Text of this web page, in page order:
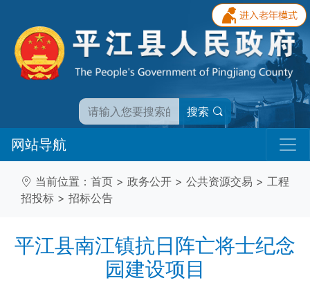
搜索
网站导航
当前位置： 首页 > 政务公开 > 公共资源交易 > 工程
招投标 > 招标公告
平江县南江镇抗日阵亡将士纪念
园建设项目